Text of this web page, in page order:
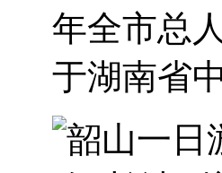
年全市总
于湖南省